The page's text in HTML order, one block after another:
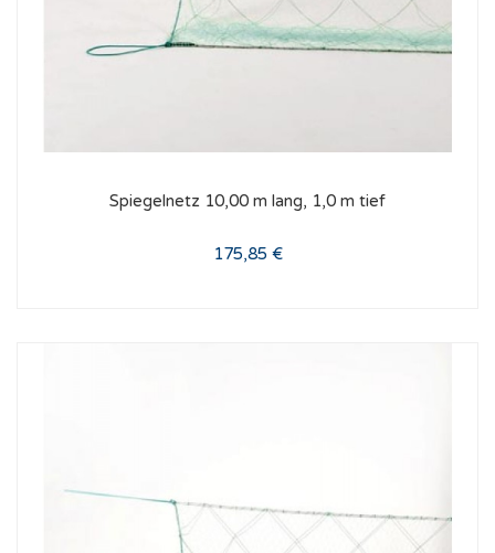
Spiegelnetz 10,00 m lang, 1,0 m tief
175,85 €